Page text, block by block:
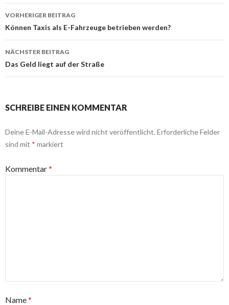
Beitrags-
Navigation
VORHERIGER BEITRAG
Können Taxis als E-Fahrzeuge betrieben werden?
NÄCHSTER BEITRAG
Das Geld liegt auf der Straße
SCHREIBE EINEN KOMMENTAR
Deine E-Mail-Adresse wird nicht veröffentlicht. Erforderliche Felder
sind mit * markiert
Kommentar*
Name*